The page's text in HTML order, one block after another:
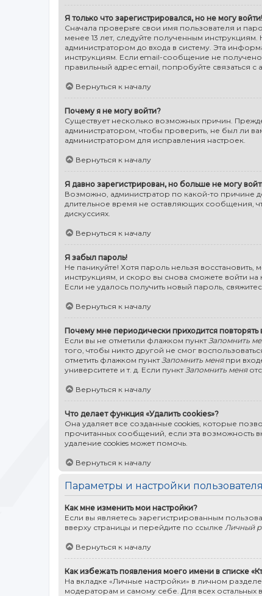
Я только что зарегистрировался, но не могу войти!
Сначала проверьте свои имя пользователя и
менее 13 лет, следуйте полученным
администратором до входа в систему. Эта
инструкциям. Если email-сообщение не
правильный адрес email, попробуйте связаться с
Вернуться к началу
Почему я не могу войти?
Существует несколько возможных причин.
администратором, чтобы проверить, не был ли
администратором для исправления настроек.
Вернуться к началу
Я давно зарегистрирован, но больше не могу
Возможно, администратор по какой-то причине
длительное время не оставляющих сообщения,
дискуссиях.
Вернуться к началу
Я забыл пароль!
Не паникуйте! Хотя пароль нельзя
инструкциям, и скоро вы снова сможете войти
Если не удалось получить новый пароль,
Вернуться к началу
Почему мне периодически приходится повторять
Если вы не отметили флажком пунктЗапомнить
того, чтобы никто другой не смог
отметить флажком пунктЗапомнить меняпри
университете и т. д. Если пунктЗапомнить меня
Вернуться к началу
Что делает функция «Удалить cookies»?
Она удаляет все созданные cookies, которые
прочитанных сообщений, если эта возможность
удаление cookies может помочь.
Вернуться к началу
Параметры и настройки пользователя
Как мне изменить мои настройки?
Если вы являетесь зарегистрированным
вверху страницы и перейдите по ссылке Личный
Вернуться к началу
Как избежать появления моего имени в списке
На вкладке «Личные настройки» в личном
модераторам и самому себе. Для всех остальных